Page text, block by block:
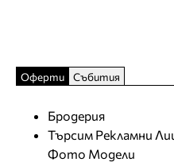
Оферти Събития
Бродерия
Търсим Рекламни
Фото Модели